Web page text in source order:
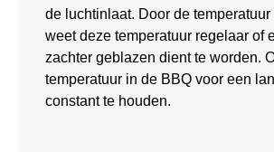
de luchtinlaat. Door de temperatuur
weet deze temperatuur regelaar of
zachter geblazen dient te worden.
temperatuur in de BBQ voor een
constant te houden.